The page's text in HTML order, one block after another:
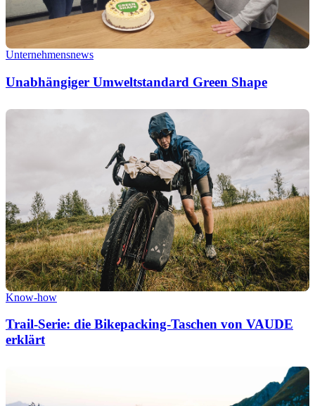
Unternehmensnews
Unabhängiger Umweltstandard Green Shape
Know-how
Trail-Serie: die Bikepacking-Taschen von VAUDE
erklärt